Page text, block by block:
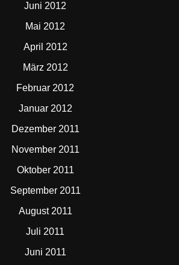
Juni 2012
Mai 2012
April 2012
März 2012
Februar 2012
Januar 2012
Dezember 2011
November 2011
Oktober 2011
September 2011
August 2011
Juli 2011
Juni 2011